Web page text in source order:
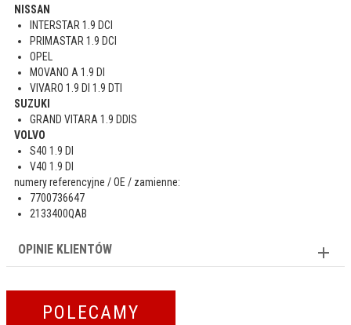
NISSAN
INTERSTAR 1.9 DCI
PRIMASTAR 1.9 DCI
OPEL
MOVANO A 1.9 DI
VIVARO 1.9 DI 1.9 DTI
SUZUKI
GRAND VITARA 1.9 DDIS
VOLVO
S40 1.9 DI
V40 1.9 DI
numery referencyjne / OE / zamienne:
7700736647
2133400QAB
OPINIE KLIENTÓW
POLECAMY